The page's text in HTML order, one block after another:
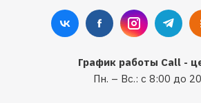
График работы Call -
Пн. – Вс.: с 8:00 до